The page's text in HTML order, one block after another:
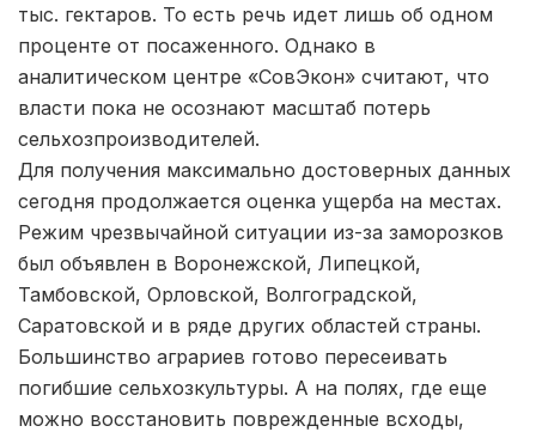
тыс. гектаров. То есть речь идет лишь об одном
проценте от посаженного. Однако в
аналитическом центре «СовЭкон» считают, что
власти пока не осознают масштаб потерь
сельхозпроизводителей.
Для получения максимально достоверных данных
сегодня продолжается оценка ущерба на местах.
Режим чрезвычайной ситуации из-за заморозков
был объявлен в Воронежской, Липецкой,
Тамбовской, Орловской, Волгоградской,
Саратовской и в ряде других областей страны.
Большинство аграриев готово пересеивать
погибшие сельхозкультуры. А на полях, где еще
можно восстановить поврежденные всходы,